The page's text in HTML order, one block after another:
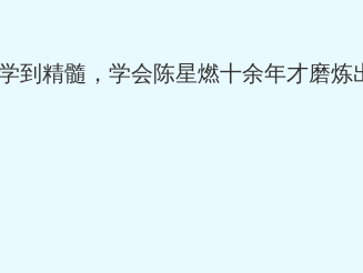
精髓，学会陈星燃十余年才磨炼